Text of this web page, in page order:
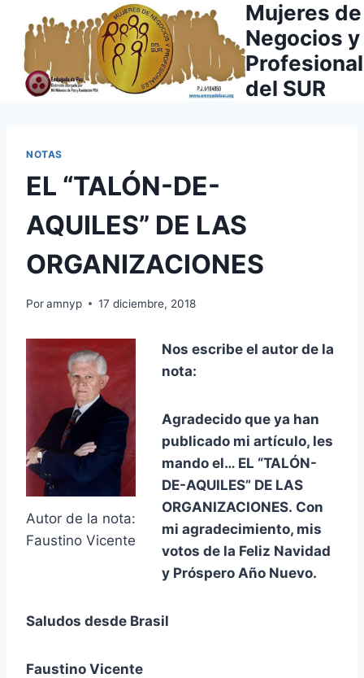
contenido
Mujeres de
Negocios y
del SUR
NOTAS
EL “TALÓN-DE-
AQUILES” DE LAS
ORGANIZACIONES
Poramnyp 17 diciembre, 2018
Autor de la nota:
Faustino Vicente
Nos escribe el autor de la
nota:
Agradecido que ya han
publicado mi artículo, les
mando el… EL “TALÓN-
DE-AQUILES” DE LAS
ORGANIZACIONES. Con
mi agradecimiento, mis
votos de la Feliz Navidad
y Próspero Año Nuevo.
Saludos desde Brasil
Faustino Vicente